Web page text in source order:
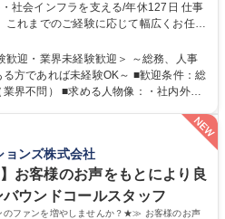
会インフラを支える/年休127日 仕事
れまでのご経験に応じて幅広くお任せ
など ※基本的には事務所勤務ですが、
西圏以外への日帰り・宿泊を伴う国内
ちつつ、お互いに助け合いながら、総
G・社会インフラを支える/年休127日
歓迎・業界未経験歓迎＞ ～総務、人事
方であれば未経験OK～ ■歓迎条件：総
物像：・社内外の
る方 ・人事総務領域に興味がありゼネラ
ョンズ株式会社
お客様のお声をもとにより良
ウンドコールスタッフ
ファンを増やしませんか？★≫ お客様のお声